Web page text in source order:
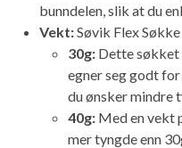
bunndelen, slik at du
Vekt:Søvik Flex
30g: Dette søkket
egner seg godt
du ønsker mindre
40g: Med en vekt
mer tyngde enn